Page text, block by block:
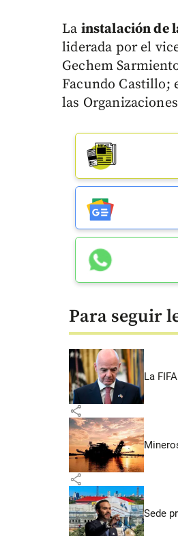
La instalación de
liderada por el
Gechem
Facundo Castillo;
las
Para seguir
La
share
share
Sede